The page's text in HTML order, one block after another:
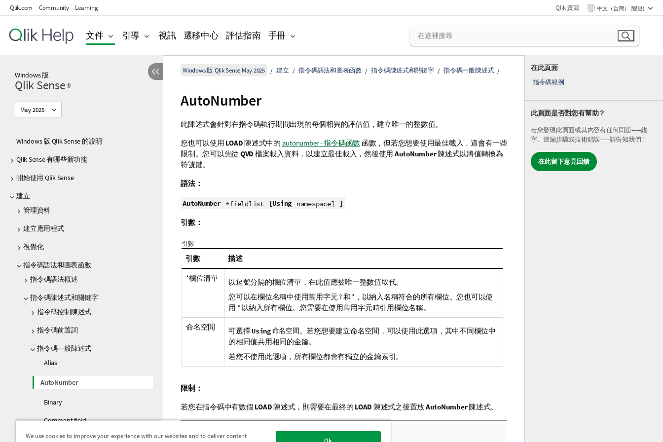
Qlik.com Community Learning Qlik 資源 中文（台灣） (變更)
文件 引導 視訊 遷移中心 評估指南 手冊
Windows版
Qlik Sense ®
May 2025
Windows 版 Qlik Sense 的說明
Qlik Sense 有哪些新功能
開始使用 Qlik Sense
建立
管理資料
建立應用程式
視覺化
指令碼語法和圖表函數
指令碼語法概述
指令碼陳述式和關鍵字
指令碼控制陳述式
指令碼前置詞
指令碼一般陳述式
Alias
AutoNumber
Binary
Comment field
Comment table
在此頁面
指令碼範例
此頁面是否對您有幫助？
若您發現此頁面或其內容有任何問題——錯
字、遺漏步驟或技術錯誤——請告知我們！
在此留下意見回饋
Windows 版 Qlik Sense May 2025 建立 指令碼語法和圖表函數 指令碼陳述式和關鍵字 指令碼一般陳述式
AutoNumber
此陳述式會針對在指令碼執行期間出現的每個相異的評估值，建立唯一的整數值。
您也可以使用 LOAD陳述式中的 autonumber - 指令碼函數 函數，但若您想要使用最佳載入，這會有一些
限制。您可以先從 QVD 檔案載入資料，以建立最佳載入，然後使用 AutoNumber陳述式以將值轉換為
符號鍵。
語法：
AutoNumber *fieldlist [Using namespace] ]
引數：
引數
引數 描述
*欄位清單
以逗號分隔的欄位清單，在此值應被唯一整數值取代。
您可以在欄位名稱中使用萬用字元 ? 和 *，以納入名稱符合的所有欄位。您也可以使
用 * 以納入所有欄位。您需要在使用萬用字元時引用欄位名稱。
命名空間 可選擇Using命名空間。若您想要建立命名空間，可以使用此選項，其中不同欄位中
的相同值共用相同的金鑰。
若您不使用此選項，所有欄位都會有獨立的金鑰索引。
限制：
若您在指令碼中有數個 LOAD陳述式，則需要在最終的 LOAD 陳述式之後置放AutoNumber陳述式。
範例 - 含 AutoNumber 的指令碼
We use cookies to improve your experience with our websites and to deliver content